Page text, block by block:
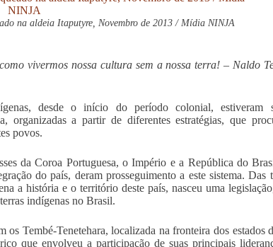
na aldeia Itaputyre, Novembro de 2013 / Mídia NINJA
vivermos nossa cultura sem a nossa terra! – Naldo
desde o início do período colonial, estiveram
organizadas a partir de diferentes estratégias, que
povos.
da Coroa Portuguesa, o Império e a República do
do país, deram prosseguimento a este sistema. Das
a história e o território deste país, nasceu uma
indígenas no Brasil.
Tembé-Tenetehara, localizada na fronteira dos estados
que envolveu a participação de suas principais